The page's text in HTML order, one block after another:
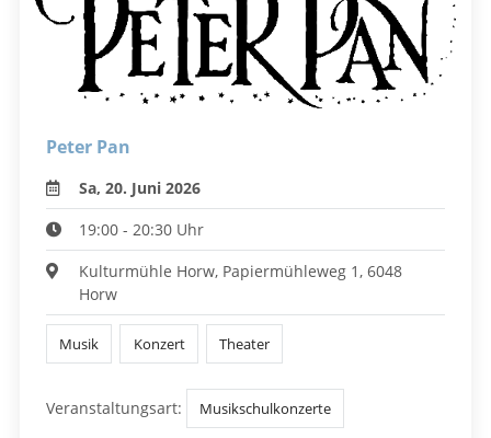
Peter Pan
Sa, 20. Juni 2026
19:00 - 20:30 Uhr
Kulturmühle Horw, Papiermühleweg 1, 6048
Horw
Musik Konzert Theater
Veranstaltungsart: Musikschulkonzerte